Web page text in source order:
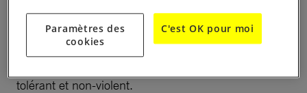
destruction. Pourtant nous sommes dans un pays
où 90% de la population est bouddhiste, religion
fondée sur un mode de vie pacifique,
tolérant et non-violent.
Paramètres des
cookies
C'est OK pour moi